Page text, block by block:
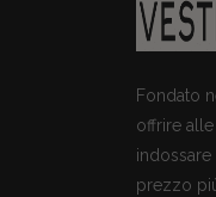
Fondato
offrire
prezzo